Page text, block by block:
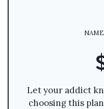
Let your addict
choosing this